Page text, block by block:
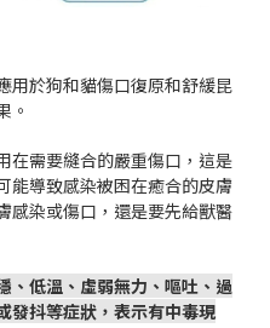
用於狗和貓傷口復原和舒緩昆
。
在需要縫合的嚴重傷口，這是
能導致感染被困在癒合的皮膚
感染或傷口，還是要先給獸醫
、低溫、虛弱無力、嘔吐、過
發抖等症狀，表示有中毒現